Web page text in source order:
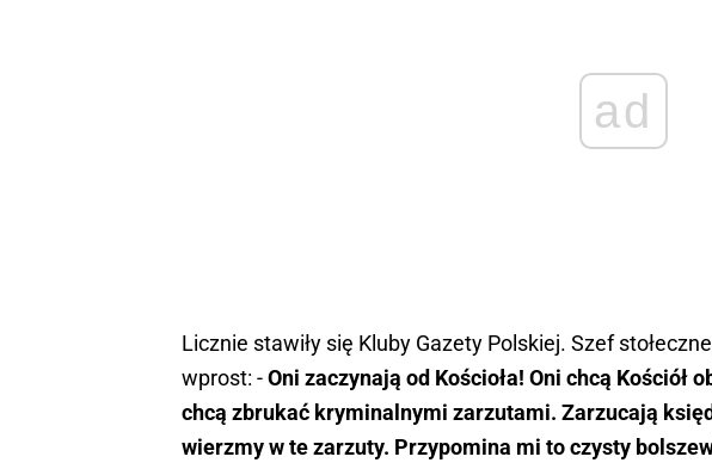
ad
Licznie stawiły się Kluby Gazety Polskiej. Szef
wprost: -Oni zaczynają od Kościoła! Oni chcą Kościół
chcą zbrukać kryminalnymi zarzutami. Zarzucają
wierzmy w te zarzuty. Przypomina mi to czysty